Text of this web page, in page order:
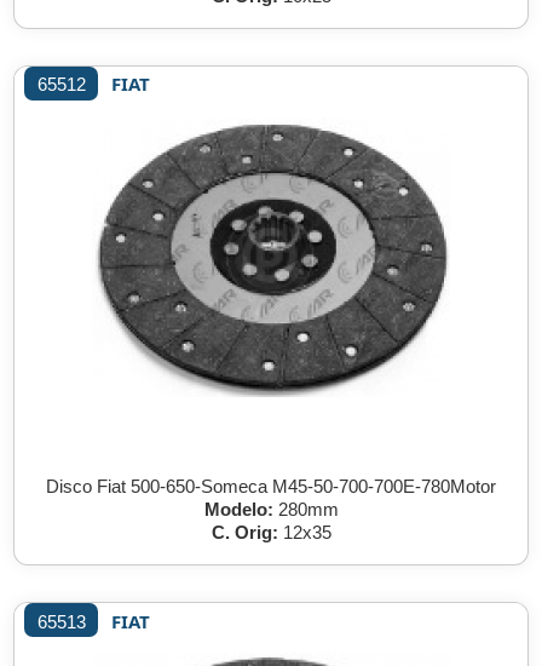
65512 FIAT
Disco Fiat 500-650-Someca M45-50-700-700E-780Motor
Modelo: 280mm
C. Orig: 12x35
65513 FIAT